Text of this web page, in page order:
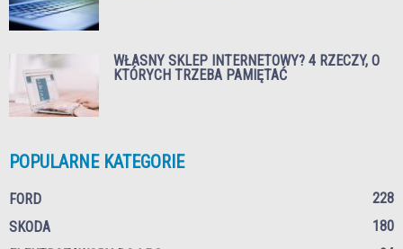
WŁASNY SKLEP INTERNETOWY? 4 RZECZY, O
KTÓRYCH TRZEBA PAMIĘTAĆ
POPULARNE KATEGORIE
FORD
228
SKODA
180